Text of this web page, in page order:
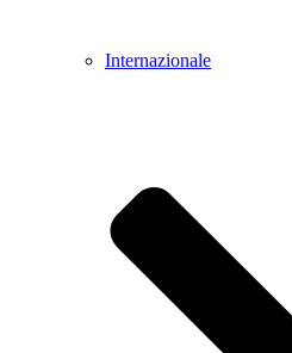
Internazionale